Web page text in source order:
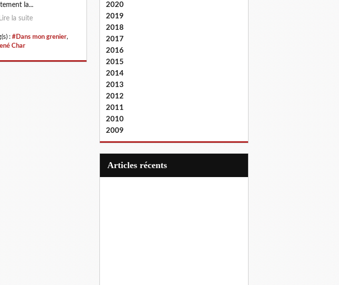
la...
Lire la suite
: #Dans mon grenier,
Char
2020
2019
2018
2017
2016
2015
2014
2013
2012
2011
2010
2009
articles récents